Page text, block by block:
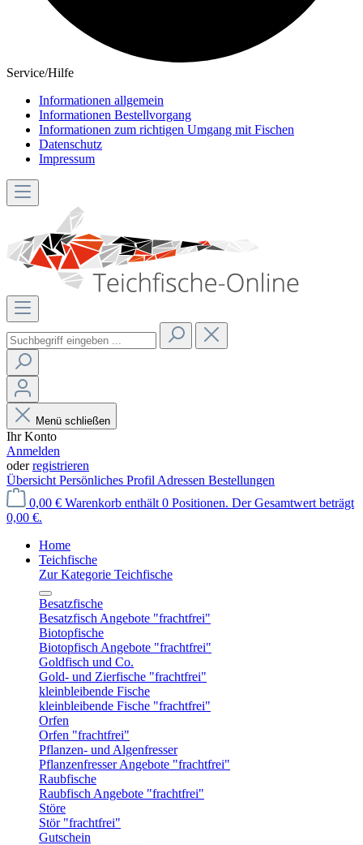
Service/Hilfe
Informationen allgemein
Informationen Bestellvorgang
Informationen zum richtigen Umgang mit Fischen
Datenschutz
Impressum
Menü schließen
Ihr Konto
Anmelden
oderregistrieren
Übersicht Persönliches Profil Adressen Bestellungen
0,00 € Warenkorb enthält 0 Positionen. Der Gesamtwert beträgt
0,00 €.
Home
Teichfische
Zur Kategorie Teichfische
Besatzfische
Besatzfisch Angebote "frachtfrei"
Biotopfische
Biotopfisch Angebote "frachtfrei"
Goldfisch und Co.
Gold- und Zierfische "frachtfrei"
kleinbleibende Fische
kleinbleibende Fische "frachtfrei"
Orfen
Orfen "frachtfrei"
Pflanzen- und Algenfresser
Pflanzenfresser Angebote "frachtfrei"
Raubfische
Raubfisch Angebote "frachtfrei"
Störe
Stör "frachtfrei"
Gutschein